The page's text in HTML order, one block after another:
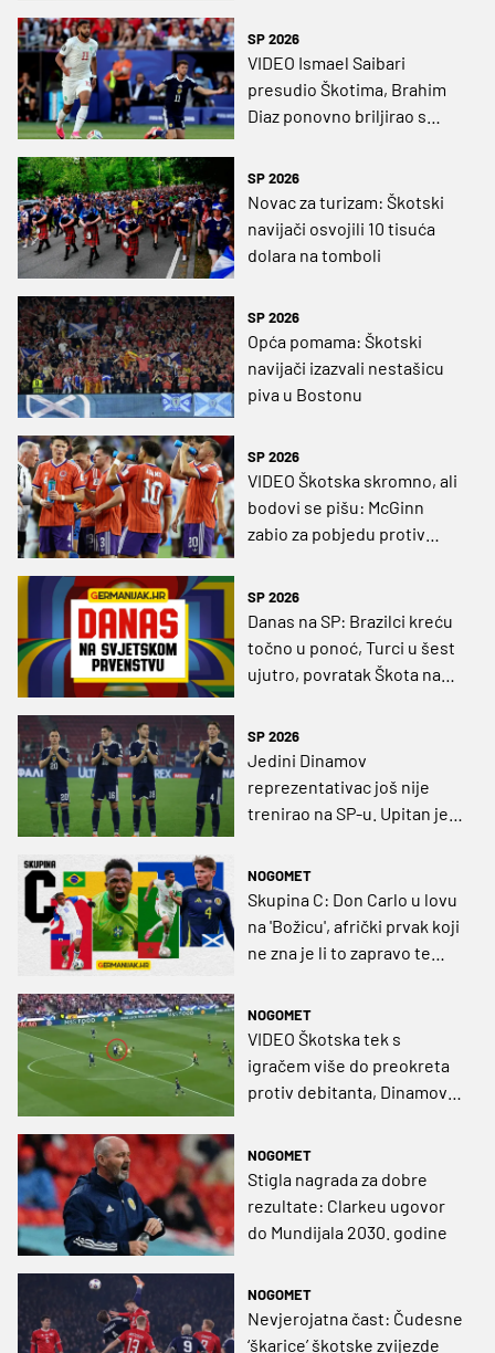
SP 2026
VIDEO Ismael Saibari
presudio Škotima, Brahim
Diaz ponovno briljirao s
SP 2026
Novac za turizam: Škotski
navijači osvojili 10 tisuća
dolara na tomboli
SP 2026
Opća pomama: Škotski
navijači izazvali nestašicu
piva u Bostonu
SP 2026
VIDEO Škotska skromno, ali
bodovi se pišu: McGinn
zabio za pobjedu protiv
SP 2026
Danas na SP: Brazilci kreću
točno u ponoć, Turci u šest
ujutro, povratak Škota na
SP 2026
Jedini Dinamov
reprezentativac još nije
trenirao na SP-u. Upitan je
NOGOMET
Skupina C: Don Carlo u lovu
na 'Božicu', afrički prvak koji
ne zna je li to zapravo te
povijest
NOGOMET
VIDEO Škotska tek s
igračem više do preokreta
protiv debitanta, Dinamov
NOGOMET
Stigla nagrada za dobre
rezultate: Clarkeu ugovor
do Mundijala 2030. godine
NOGOMET
Nevjerojatna čast: Čudesne
‘škarice’ škotske zvijezde